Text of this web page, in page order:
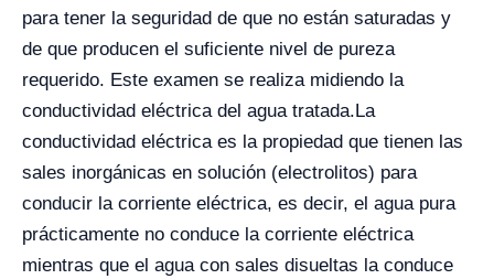
para tener la seguridad de que no están saturadas y
de que producen el suficiente nivel de pureza
requerido. Este examen se realiza midiendo la
conductividad eléctrica del agua tratada. La
conductividad eléctrica es la propiedad que tienen las
sales inorgánicas en solución (electrolitos) para
conducir la corriente eléctrica, es decir, el agua pura
prácticamente no conduce la corriente eléctrica
mientras que el agua con sales disueltas la conduce